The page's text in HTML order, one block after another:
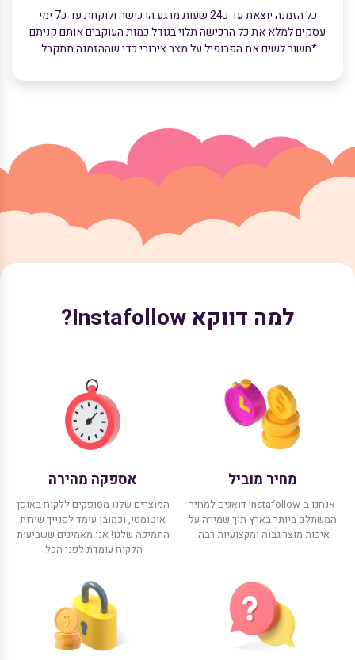
כל הזמנה יוצאת עד כ24 שעות מרגע הרכישה ולוקחת עד כ7 ימי
עסקים למלא את כל הרכישה תלוי בגודל כמות העוקבים אותם קניתם
*חשוב לשים את הפרופיל על מצב ציבורי כדי שההזמנה תתקבל.
למה דווקא Instafollow?
מחיר מוביל
אנחנו ב-Instafollow דואגים למחיר
המשתלם ביותר בארץ תוך שמירה על
איכות מוצר גבוה ומקצועיות רבה.
אספקה מהירה
המוצרים שלנו מסופקים ללקוח באופן
אוטומטי, וכמובן עומד לפנייך שירות
התמיכה שלנו! אנו מאמינים ששביעות
הלקוח עומדת לפני הכל.